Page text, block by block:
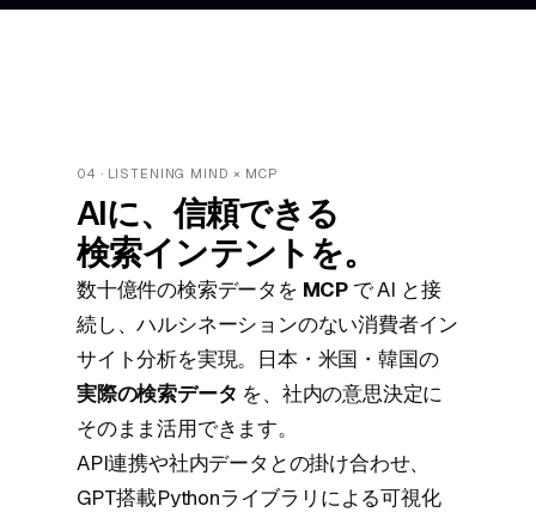
04 · LISTENING MIND × MCP
AIに、信頼できる
検索インテントを。
数十億件の検索データを MCP で AI と接
続し、ハルシネーションのない消費者イン
サイト分析を実現。日本・米国・韓国の
実際の検索データ を、社内の意思決定に
そのまま活用できます。
API連携や社内データとの掛け合わせ、
GPT搭載Pythonライブラリによる可視化